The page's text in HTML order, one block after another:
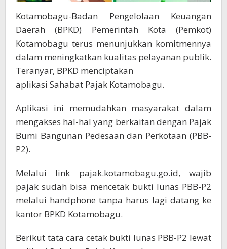
Kotamobagu-Badan Pengelolaan Keuangan
Daerah (BPKD) Pemerintah Kota (Pemkot)
Kotamobagu terus menunjukkan komitmennya
dalam meningkatkan kualitas pelayanan publik.
Teranyar, BPKD menciptakan
aplikasi Sahabat Pajak Kotamobagu.
Aplikasi ini memudahkan masyarakat dalam
mengakses hal-hal yang berkaitan dengan Pajak
Bumi Bangunan Pedesaan dan Perkotaan (PBB-
P2).
Melalui link pajak.kotamobagu.go.id, wajib
pajak sudah bisa mencetak bukti lunas PBB-P2
melalui handphone tanpa harus lagi datang ke
kantor BPKD Kotamobagu.
Berikut tata cara cetak bukti lunas PBB-P2 lewat